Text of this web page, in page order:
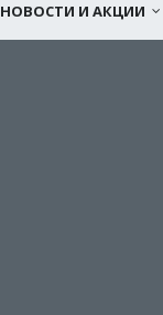
НОВОСТИ И АКЦИИ